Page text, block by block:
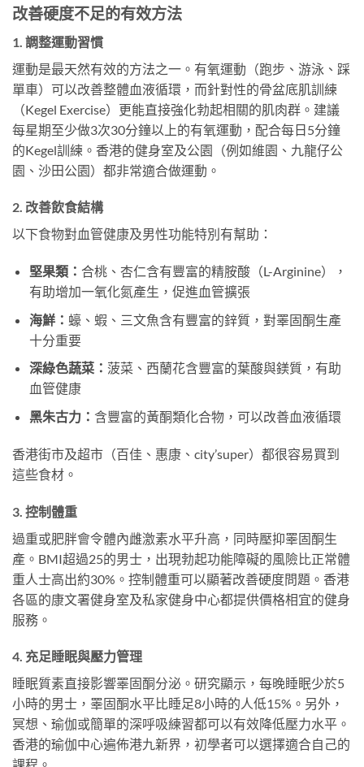
改善硬度不足的有效方法
1. 調整運動習慣
運動是最天然有效的方法之一。有氧運動（跑步、游泳、踩
單車）可以改善整體血液循環，而針對性的骨盆底肌訓練
（Kegel Exercise）更能直接強化勃起相關的肌肉群。建議
每星期至少做3次30分鐘以上的有氧運動，配合每日5分鐘
的Kegel訓練。香港的健身室及公園（例如維園、九龍仔公
園、沙田公園）都非常適合做運動。
2. 改善飲食結構
以下食物對血管健康及男性功能特別有幫助：
堅果類： 合桃、杏仁含有豐富的精胺酸（L-Arginine），
有助增加一氧化氮產生，促進血管擴張
海鮮： 蠔、蝦、三文魚含有豐富的鋅質，對睪固酮生產
十分重要
深綠色蔬菜： 菠菜、西蘭花含豐富的葉酸與鎂質，有助
血管健康
黑朱古力： 含豐富的黃酮類化合物，可以改善血液循環
香港街市及超市（百佳、惠康、city’super）都很容易買到
這些食材。
3. 控制體重
過重或肥胖會令體內雌激素水平升高，同時壓抑睪固酮生
產。BMI超過25的男士，出現勃起功能障礙的風險比正常體
重人士高出約30%。控制體重可以顯著改善硬度問題。香港
各區的康文署健身室及私家健身中心都提供價格相宜的健身
服務。
4. 充足睡眠與壓力管理
睡眠質素直接影響睪固酮分泌。研究顯示，每晚睡眠少於5
小時的男士，睪固酮水平比睡足8小時的人低15%。另外，
冥想、瑜伽或簡單的深呼吸練習都可以有效降低壓力水平。
香港的瑜伽中心遍佈港九新界，初學者可以選擇適合自己的